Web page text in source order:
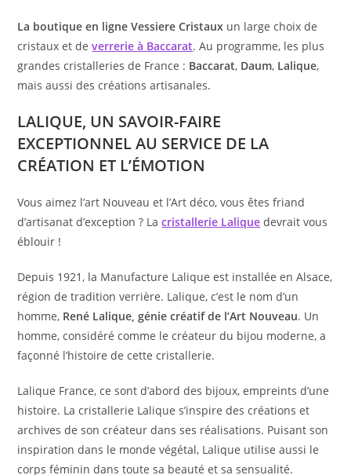
La boutique en ligne Vessiere Cristaux un large choix de
cristaux et deverrerie à Baccarat. Au programme, les plus
grandes cristalleries de France : Baccarat, Daum, Lalique,
mais aussi des créations artisanales.
LALIQUE, UN SAVOIR-FAIRE
EXCEPTIONNEL AU SERVICE DE LA
CRÉATION ET L’ÉMOTION
Vous aimez l’art Nouveau et l’Art déco, vous êtes friand
d’artisanat d’exception ? Lacristallerie Lalique devrait vous
éblouir !
Depuis 1921, la Manufacture Lalique est installée en Alsace,
région de tradition verrière. Lalique, c’est le nom d’un
homme, René Lalique, génie créatif de l’Art Nouveau. Un
homme, considéré comme le créateur du bijou moderne, a
façonné l’histoire de cette cristallerie.
Lalique France, ce sont d’abord des bijoux, empreints d’une
histoire. La cristallerie Lalique s’inspire des créations et
archives de son créateur dans ses réalisations. Puisant son
inspiration dans le monde végétal, Lalique utilise aussi le
corps féminin dans toute sa beauté et sa sensualité.